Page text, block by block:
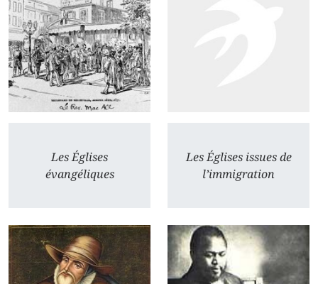
Les Églises
évangéliques
Les Églises issues de
l’immigration